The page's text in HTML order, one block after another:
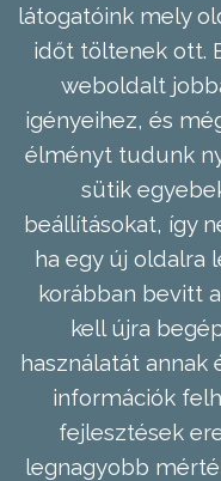
látogatóink mely
időt töltenek ott.
weboldalt
igényeihez, és
élményt tudunk
sütik
beállításokat, így
ha egy új oldalra
korábban bevitt
kell újra
használatát annak
információk
fejlesztések
legnagyobb